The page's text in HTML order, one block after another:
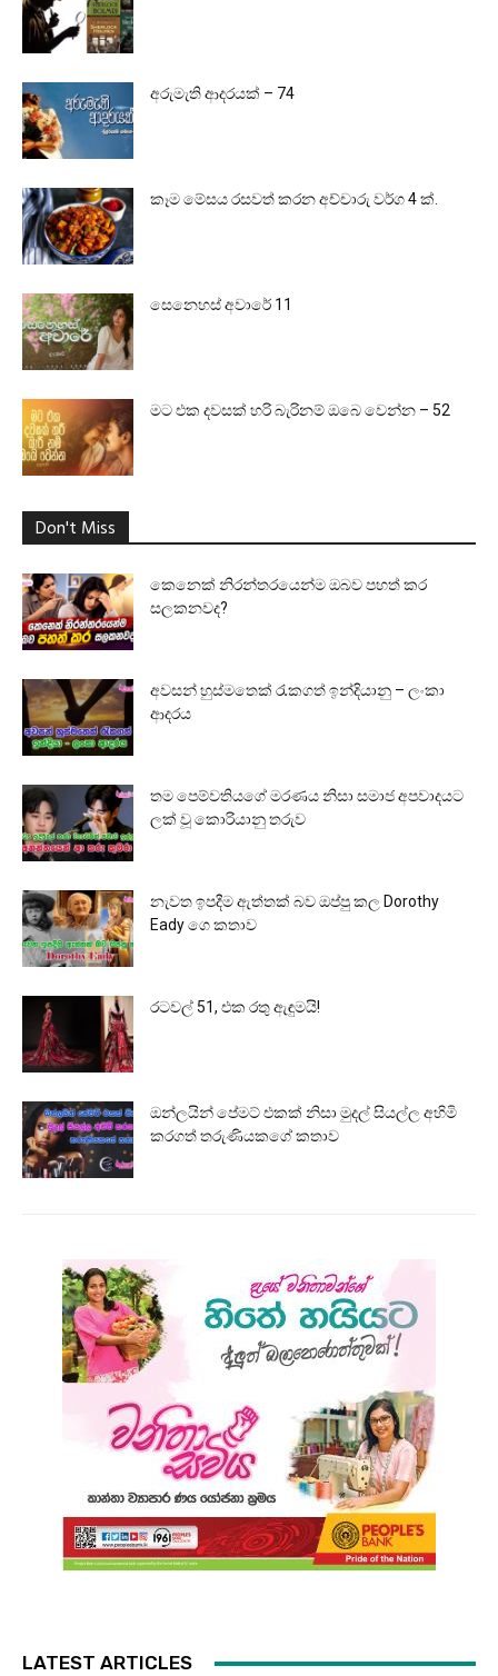
අරුමැති ආදරයක් – 74
කෑම මේසය රසවත් කරන අච්චාරු වර්ග 4 ක්.
සෙනෙහස් අවාරේ 11
මට එක දවසක් හරි බැරිනම් ඔබෙ වෙන්න – 52
Don't Miss
කෙනෙක් නිරන්තරයෙන්ම ඔබව පහත් කර
සලකනවද?
අවසන් හුස්මතෙක් රැකගත් ඉන්දියානු – ලංකා
ආදරය
තම පෙම්වතියගේ මරණය නිසා සමාජ අපවාදයට
ලක් වූ කොරියානු තරුව
නැවත ඉපදීම ඇත්තක් බව ඔප්පු කල Dorothy
Eady ගෙ කතාව
රටවල් 51, එක රතු ඇඳුමයි!
ඔන්ලයින් පේමට් එකක් නිසා මුදල් සියල්ල අහිමි
කරගත් තරුණියකගේ කතාව
LATEST ARTICLES